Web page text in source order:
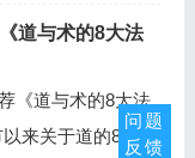
方向找不到比它更
道与术的8大法
《道与术的8大法
问题
反馈